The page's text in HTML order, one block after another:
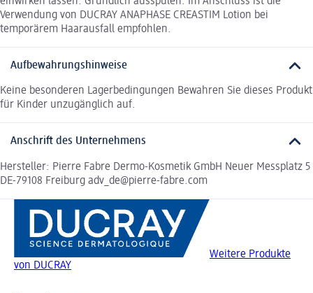
Verwendung von DUCRAY ANAPHASE CREASTIM Lotion bei
temporärem Haarausfall empfohlen.
Aufbewahrungshinweise
Keine besonderen Lagerbedingungen Bewahren Sie dieses Produkt
für Kinder unzugänglich auf.
Anschrift des Unternehmens
Hersteller: Pierre Fabre Dermo-Kosmetik GmbH Neuer Messplatz 5
DE-79108 Freiburg adv_de@pierre-fabre.com
Weitere Produkte
von DUCRAY